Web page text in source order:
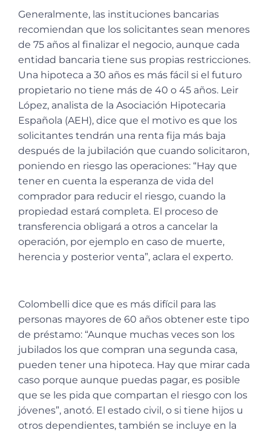
Generalmente, las instituciones bancarias
recomiendan que los solicitantes sean menores
de 75 años al finalizar el negocio, aunque cada
entidad bancaria tiene sus propias restricciones.
Una hipoteca a 30 años es más fácil si el futuro
propietario no tiene más de 40 o 45 años. Leir
López, analista de la Asociación Hipotecaria
Española (AEH), dice que el motivo es que los
solicitantes tendrán una renta fija más baja
después de la jubilación que cuando solicitaron,
poniendo en riesgo las operaciones: “Hay que
tener en cuenta la esperanza de vida del
comprador para reducir el riesgo, cuando la
propiedad estará completa. El proceso de
transferencia obligará a otros a cancelar la
operación, por ejemplo en caso de muerte,
herencia y posterior venta”, aclara el experto.
Colombelli dice que es más difícil para las
personas mayores de 60 años obtener este tipo
de préstamo: “Aunque muchas veces son los
jubilados los que compran una segunda casa,
pueden tener una hipoteca. Hay que mirar cada
caso porque aunque puedas pagar, es posible
que se les pida que compartan el riesgo con los
jóvenes”, anotó. El estado civil, o si tiene hijos u
otros dependientes, también se incluye en la